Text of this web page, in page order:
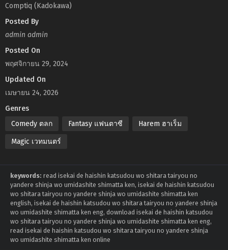
Comptiq (Kadokawa)
Posted By
admin admin
Posted On
พฤศจิกายน 29, 2024
Updated On
เมษายน 24, 2026
Genres
Comedy ตลก
Fantasy แฟนตาซี Harem ฮาเร็ม
Magic เวทมนตร์
keywords: read isekai de haishin katsudou wo shitara tairyou no
yandere shinja wo umidashite shimatta ken, isekai de haishin katsudou
wo shitara tairyou no yandere shinja wo umidashite shimatta ken
english, isekai de haishin katsudou wo shitara tairyou no yandere shinja
wo umidashite shimatta ken eng, download isekai de haishin katsudou
wo shitara tairyou no yandere shinja wo umidashite shimatta ken eng,
read isekai de haishin katsudou wo shitara tairyou no yandere shinja
wo umidashite shimatta ken online